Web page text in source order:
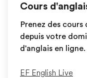
Cours
Prenez des
depuis votre
d'anglais en ligne.
EF English Live